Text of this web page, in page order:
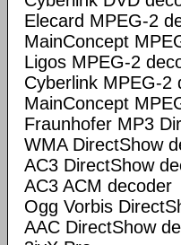
Elecard MPEG-2
MainConcept
Ligos MPEG-2
Cyberlink MPEG-2
MainConcept
Fraunhofer MP3
WMA DirectShow
AC3 DirectShow
AC3 ACM decoder
Ogg Vorbis
AAC DirectShow